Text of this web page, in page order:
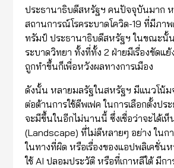
ประธานาธิบดีสหรัฐฯ คนปัจจุบันมาก ห
สถานการณ์โรคระบาดโควิด-19 ที่มีภา
ทรัมป์ ประธานาธิบดีสหรัฐฯ ในขณะนั้
ระบาดวิทยา ทั้งที่ทั้ง 2 ฝ่ายมีเรื่องขัดแ
ถูกทำขึ้นก็เพื่อหวังผลทางการเมือง
ดังนั้น หลายมลรัฐในสหรัฐฯ มีแนวโน้
ต่อต้านการใช้ดีพเฟค ในการเลือกตั้งปร
จะมีขึ้นในอีกไม่นานนี้ ซึ่งเชื่อว่าจะได้เ
(Landscape) ที่ไม่ดีหลายๆ อย่าง ในก
ในทางที่ผิด หรือเรื่องของแอปพลิเคชั่น
ใช้ AI ปลอมประวัติ หรือที่เกาหลีใต้ มีก